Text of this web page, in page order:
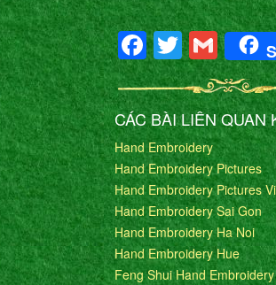
Facebook
Twitter
CÁC BÀI LIÊN QUAN
Hand Embroidery
Hand Embroidery Pictures
Hand Embroidery Pictures
Hand Embroidery Sai Gon
Hand Embroidery Ha Noi
Hand Embroidery Hue
Feng Shui Hand Embroidery